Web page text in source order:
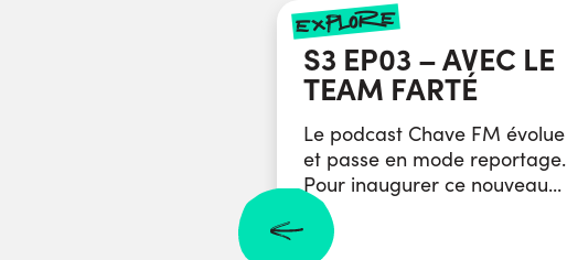
explore
S3 EP03 – AVEC LE
TEAM FARTÉ
Le podcast Chave FM évolue
et passe en mode reportage.
Pour inaugurer ce nouveau...